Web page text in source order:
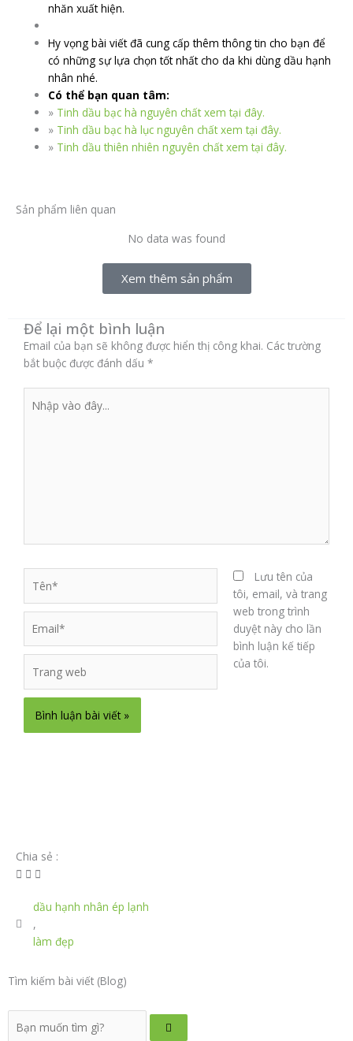
nhăn xuất hiện.
Hy vọng bài viết đã cung cấp thêm thông tin cho bạn để
có những sự lựa chọn tốt nhất cho da khi dùng dầu hạnh
nhân nhé.
Có thể bạn quan tâm:
» Tinh dầu bạc hà nguyên chất xem tại đây.
» Tinh dầu bạc hà lục nguyên chất xem tại đây.
» Tinh dầu thiên nhiên nguyên chất xem tại đây.
Sản phẩm liên quan
No data was found
Xem thêm sản phẩm
Để lại một bình luận
Email của bạn sẽ không được hiển thị công khai. Các trường
bắt buộc được đánh dấu *
vào
web
Lưu tên của
tôi, email, và trang
web trong trình
duyệt này cho lần
bình luận kế tiếp
của tôi.
Chia sẻ :
dầu hạnh nhân ép lạnh
,
làm đẹp
Tìm kiếm bài viết (Blog)
kiếm